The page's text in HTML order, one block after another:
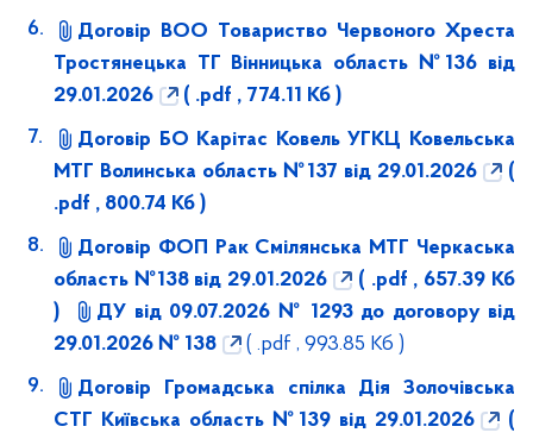
Договір ВОО Товариство Червоного Хреста
Тростянецька ТГ Вінницька область №136 від
29.01.2026
( .pdf , 774.11 Кб )
Договір БО Карітас Ковель УГКЦ Ковельська
МТГ Волинська область №137 від 29.01.2026
(
.pdf , 800.74 Кб )
Договір ФОП Рак Смілянська МТГ Черкаська
область №138 від 29.01.2026
( .pdf , 657.39 Кб
)
ДУ від 09.07.2026 № 1293 до договору від
29.01.2026 № 138
( .pdf , 993.85 Кб )
Договір Громадська спілка Дія Золочівська
СТГ Київська область №139 від 29.01.2026
(